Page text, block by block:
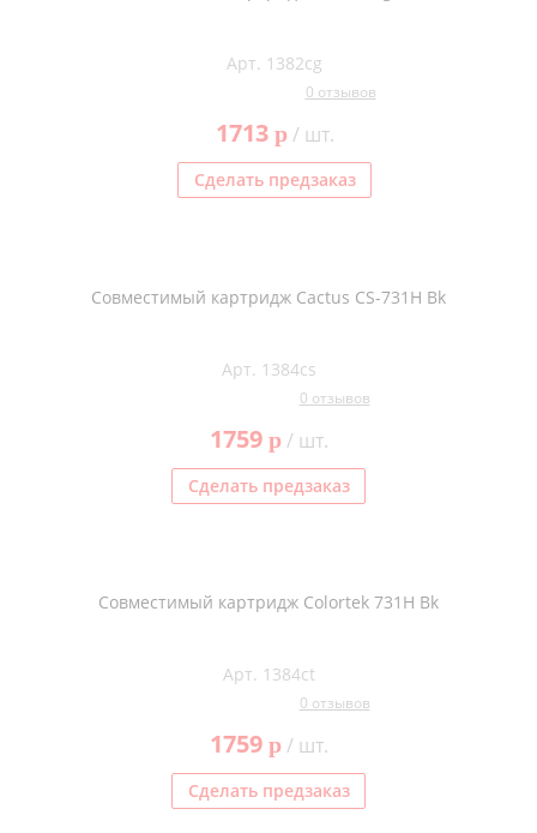
Арт. 1382cg
0 отзывов
1713 p/ шт.
Сделать предзаказ
Совместимый картридж Cactus CS-731H Bk
Арт. 1384cs
0 отзывов
1759 p/ шт.
Сделать предзаказ
Совместимый картридж Colortek 731H Bk
Арт. 1384ct
0 отзывов
1759 p/ шт.
Сделать предзаказ